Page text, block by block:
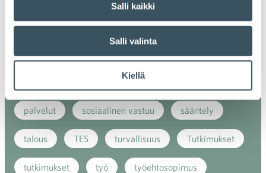
Salli kaikki
Salli valinta
Kiellä
kuluttaja kuluttajat kuluttajien luottamus
luottamusindikaattori myynti
nuoret
palvelut sosiaalinen vastuu sääntely
talous TES turvallisuus Tutkimukset
tutkimukset työ työehtosopimus